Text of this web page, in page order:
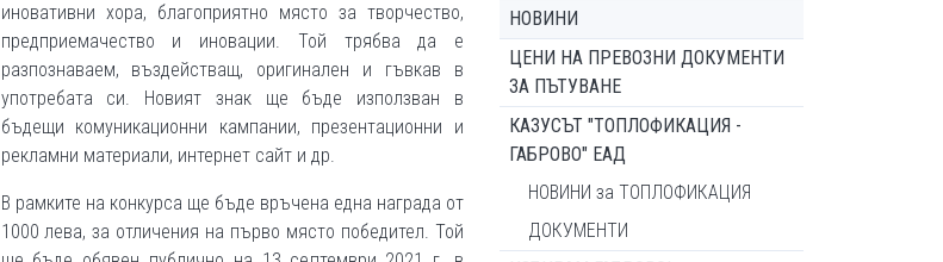
иновативни хора, благоприятно място за творчество,
предприемачество и иновации. Той трябва да е
разпознаваем, въздействащ, оригинален и гъвкав в
употребата си. Новият знак ще бъде използван в
бъдещи комуникационни кампании, презентационни и
рекламни материали, интернет сайт и др.
В рамките на конкурса ще бъде връчена една награда от
1000 лева, за отличения на първо място победител. Той
НОВИНИ
ЦЕНИ НА ПРЕВОЗНИ ДОКУМЕНТИ
ЗА ПЪТУВАНЕ
КАЗУСЪТ "ТОПЛОФИКАЦИЯ -
ГАБРОВО" ЕАД
НОВИНИ за ТОПЛОФИКАЦИЯ
ДОКУМЕНТИ